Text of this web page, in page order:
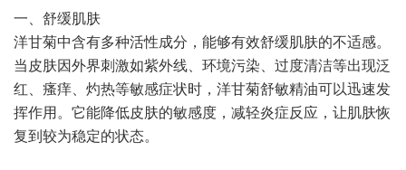
一、舒缓肌肤
洋甘菊中含有多种活性成分，能够有效舒缓肌肤的不适感。
当皮肤因外界刺激如紫外线、环境污染、过度清洁等出现泛
红、瘙痒、灼热等敏感症状时，洋甘菊舒敏精油可以迅速发
挥作用。它能降低皮肤的敏感度，减轻炎症反应，让肌肤恢
复到较为稳定的状态。